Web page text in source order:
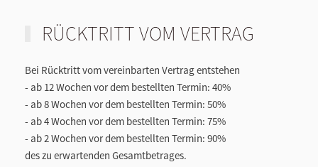
RÜCKTRITT VOM VERTRAG
Bei Rücktritt vom vereinbarten Vertrag entstehen
- ab 12 Wochen vor dem bestellten Termin: 40%
- ab8 Wochen vor dem bestellten Termin: 50%
- ab4 Wochen vor dem bestellten Termin: 75%
- ab2 Wochen vor dem bestellten Termin: 90%
des zu erwartenden Gesamtbetrages.